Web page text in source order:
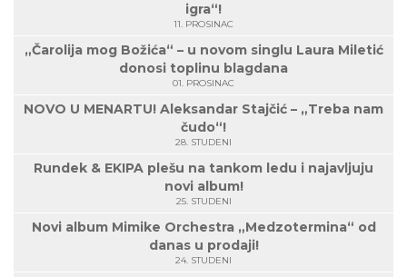
igra“!
11. PROSINAC
„Čarolija mog Božića“ – u novom singlu Laura Miletić
donosi toplinu blagdana
01. PROSINAC
NOVO U MENARTU! Aleksandar Stajčić – „Treba nam
čudo“!
28. STUDENI
Rundek & EKIPA plešu na tankom ledu i najavljuju
novi album!
25. STUDENI
Novi album Mimike Orchestra „Medzotermina“ od
danas u prodaji!
24. STUDENI